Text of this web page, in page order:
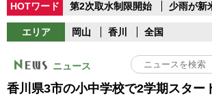
HOTワード 第2次取水制限開始 少雨が新
エリア 岡山 香川 全国
ニュース
香川県3市の小中学校で2学期スタ